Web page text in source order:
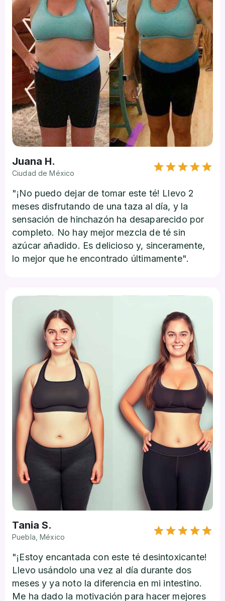
Juana H.
Ciudad de México
"¡No puedo dejar de tomar este té! Llevo 2
meses disfrutando de una taza al día, y la
sensación de hinchazón ha desaparecido por
completo. No hay mejor mezcla de té sin
azúcar añadido. Es delicioso y, sinceramente,
lo mejor que he encontrado últimamente".
Tania S.
Puebla, México
"¡Estoy encantada con este té desintoxicante!
Llevo usándolo una vez al día durante dos
meses y ya noto la diferencia en mi intestino.
Me ha dado la motivación para hacer mejores